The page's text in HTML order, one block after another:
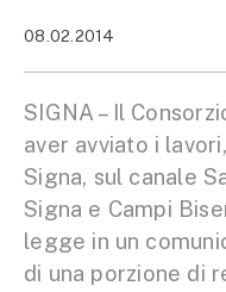
08.02.2014
SIGNA – Il
aver avviato i
Signa, sul canale
Signa e Campi
legge in un
di una porzione di